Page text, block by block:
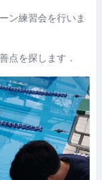
ン練習会を行いま
点を探します．